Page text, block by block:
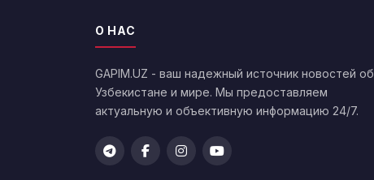
О НАС
GAPIM.UZ - ваш надежный источник новостей об
Узбекистане и мире. Мы предоставляем
актуальную и объективную информацию 24/7.